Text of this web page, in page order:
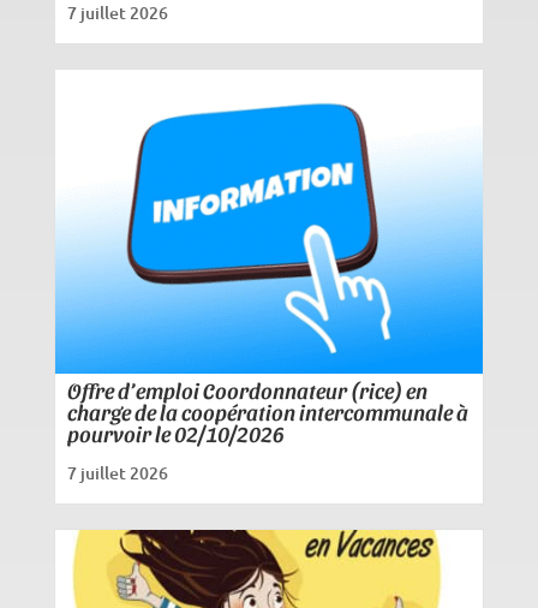
7 juillet 2026
Offre d’emploi Coordonnateur (rice) en
charge de la coopération intercommunale à
pourvoir le 02/10/2026
7 juillet 2026